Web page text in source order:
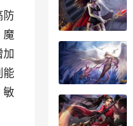
防
魔
加
能
敏